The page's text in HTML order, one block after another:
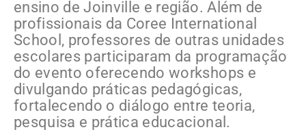
ensino de Joinville e região. Além de
profissionais da Coree International
School, professores de outras unidades
escolares participaram da programação
do evento oferecendo workshops e
divulgando práticas pedagógicas,
fortalecendo o diálogo entre teoria,
pesquisa e prática educacional.